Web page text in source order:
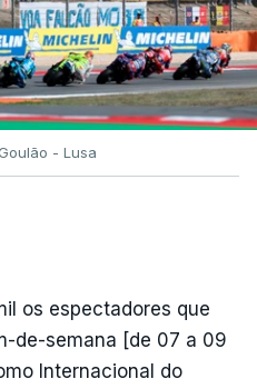
- Lusa
os espectadores que
de-semana [de 07 a 09
Internacional do